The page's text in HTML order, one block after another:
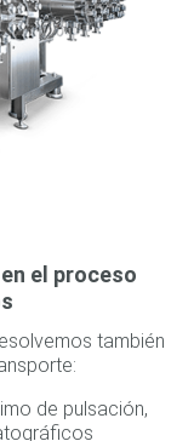
el proceso
también
de pulsación,